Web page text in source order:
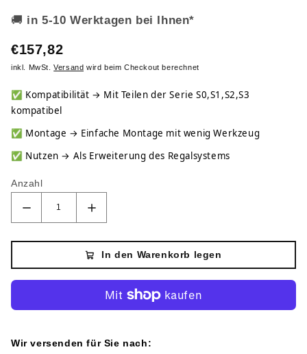
🚚 in 5-10 Werktagen bei Ihnen*
€157,82
inkl. MwSt.Versand wird beim Checkout berechnet
✅ Kompatibilität → Mit Teilen der Serie S0,S1,S2,S3
kompatibel
✅ Montage → Einfache Montage mit wenig Werkzeug
✅ Nutzen → Als Erweiterung des Regalsystems
Anzahl
In den Warenkorb legen
Wir versenden für Sie nach: